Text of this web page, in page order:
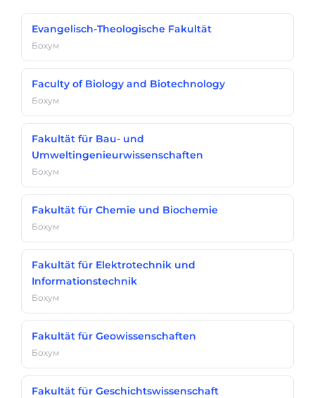
Evangelisch-Theologische Fakultät
Бохум
Faculty of Biology and Biotechnology
Бохум
Fakultät für Bau- und
Umweltingenieurwissenschaften
Бохум
Fakultät für Chemie und Biochemie
Бохум
Fakultät für Elektrotechnik und
Informationstechnik
Бохум
Fakultät für Geowissenschaften
Бохум
Fakultät für Geschichtswissenschaft